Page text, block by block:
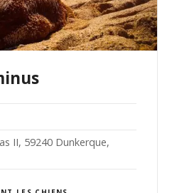
II, 59240 Dunkerque,